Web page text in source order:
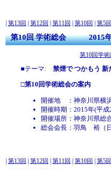
第13回 第12回 第11回 第10回 第5回
第10回 学術総会 2015年
第10回学
■テーマ: 禁煙で つかもう 新
□第10回学術総会の案内
開催地 ：神奈川県横
開催時期：2015年(平
開催場所：神奈川県総
総会会長：羽鳥 裕（
第13回 第12回 第11回 第10回 第5回